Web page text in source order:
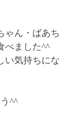
ゃん・ばあち
べました^^
い気持ちにな
^^